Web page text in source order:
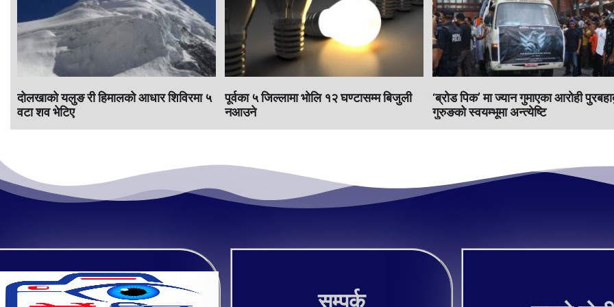
दोलखाको यलुङ री हिमालको आधार शिविरमा ५
वटा शव भेटिए
पूर्वका ५ जिल्लामा भाेलि १२ घण्टासम्म बिजुली
नआउने
‘ब्रोड पिक’ मा ज्यान गुमाएका आराेही
गुरुङको स्वयम्भूमा अन्त्येष्टि